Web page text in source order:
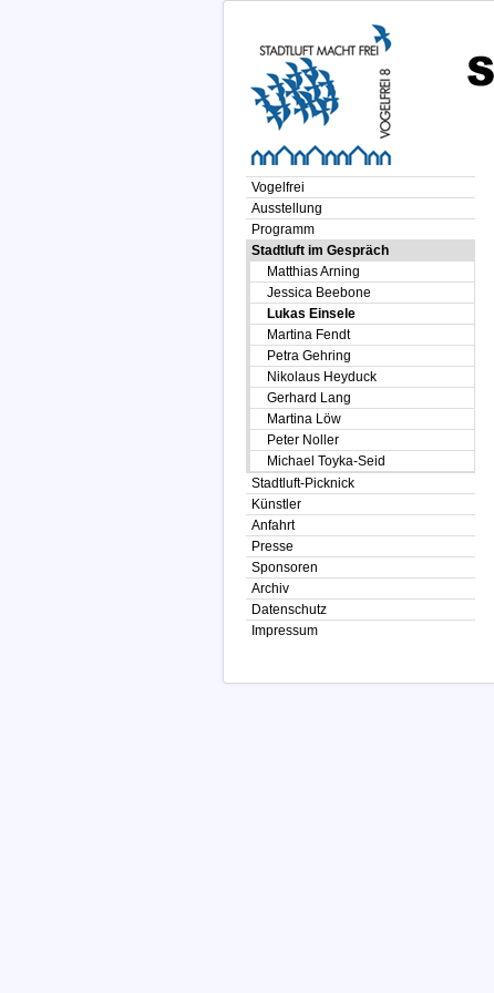
Vogelfrei
Ausstellung
Programm
Stadtluft im Gespräch
Matthias Arning
Jessica Beebone
Lukas Einsele
Martina Fendt
Petra Gehring
Nikolaus Heyduck
Gerhard Lang
Martina Löw
Peter Noller
Michael Toyka-Seid
Stadtluft-Picknick
Künstler
Anfahrt
Presse
Sponsoren
Archiv
Datenschutz
Impressum